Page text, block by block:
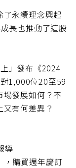
了永續理念興起
長也推動了這股
」發布《2024
1,000位20至59
發展如何？不
有何差異？
導
購買週年慶訂